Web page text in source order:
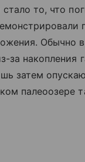
стало то, что
Обычно
за накопления
затем
палеоозере